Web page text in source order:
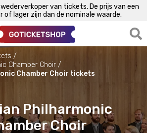
van tickets. De prijs van een
of lager zijn dan de nominale waarde.
Chamber Choir
Chamber Choir tickets
Philharmonic
Choir